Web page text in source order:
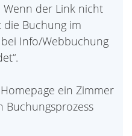
Wenn der Link nicht
Buchung im
Info/Webbuchung
ein Zimmer
Buchungsprozess